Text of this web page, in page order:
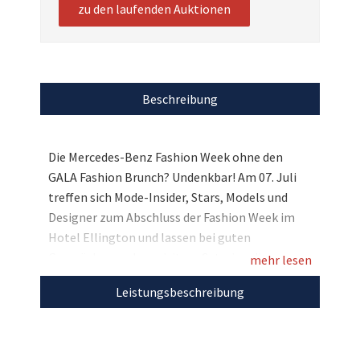
zu den laufenden Auktionen
Beschreibung
Die Mercedes-Benz Fashion Week ohne den
GALA Fashion Brunch? Undenkbar! Am 07. Juli
treffen sich Mode-Insider, Stars, Models und
Designer zum Abschluss der Fashion Week im
Hotel Ellington und lassen bei guten
Gesprächen und exquisitem Catering diese
standesgemäß ausklingen. Und Sie und Ihre
Begleitung können zum ausgewählten
mehr lesen
Leistungsbeschreibung